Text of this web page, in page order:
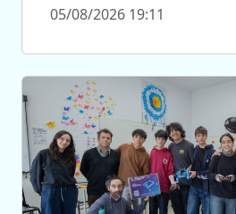
05/08/2026 19:11